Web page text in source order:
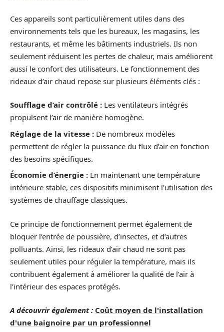
Ces appareils sont particulièrement utiles dans des
environnements tels que les bureaux, les magasins, les
restaurants, et même les bâtiments industriels. Ils non
seulement réduisent les pertes de chaleur, mais améliorent
aussi le confort des utilisateurs. Le fonctionnement des
rideaux d’air chaud repose sur plusieurs éléments clés :
Soufflage d’air contrôlé : Les ventilateurs intégrés
propulsent l’air de manière homogène.
Réglage de la vitesse : De nombreux modèles
permettent de régler la puissance du flux d’air en fonction
des besoins spécifiques.
Économie d’énergie : En maintenant une température
intérieure stable, ces dispositifs minimisent l’utilisation des
systèmes de chauffage classiques.
Ce principe de fonctionnement permet également de
bloquer l’entrée de poussière, d’insectes, et d’autres
polluants. Ainsi, les rideaux d’air chaud ne sont pas
seulement utiles pour réguler la température, mais ils
contribuent également à améliorer la qualité de l’air à
l’intérieur des espaces protégés.
A découvrir également : Coût moyen de l'installation
d'une baignoire par un professionnel